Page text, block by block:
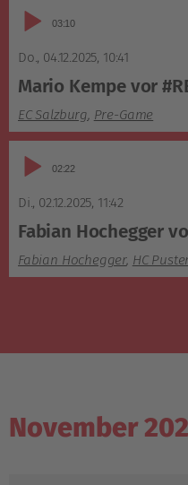
Audio-03:10
Do., 04.12.2025, 10:41
Mario Kempe vor
EC Salzburg, Pre-Game
Audio-02:22
Di., 02.12.2025, 11:42
Fabian Hochegger
Fabian Hochegger, HC
November